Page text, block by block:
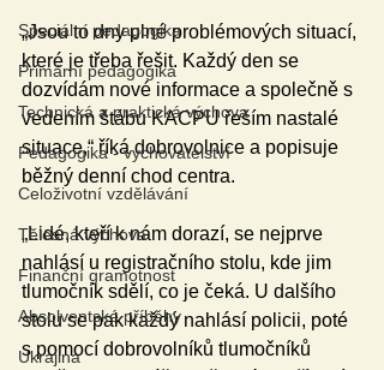
Speciální pedagogika
Primární pedagogika
Technická a praktická výchova
Pedagogika - vychovatelství
Celoživotní vzdělávání
Tělesná výchova
Finanční gramotnost
Absolventské příběhy
Ukrajina
„Jsou to dny plné problémových situací,
které je třeba řešit. Každý den se
dozvídám nové informace a společně s
vedením štábu KACPU řeším nastalé
situace,“ říká dobrovolnice a popisuje
běžný denní chod centra.
„Lidé, kteří k nám dorazí, se nejprve
nahlásí u registračního stolu, kde jim
tlumočník sdělí, co je čeká. U dalšího
stolu se pak každý nahlásí policii, poté
s pomocí dobrovolníků tlumočníků